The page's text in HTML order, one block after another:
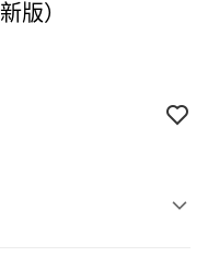
版）